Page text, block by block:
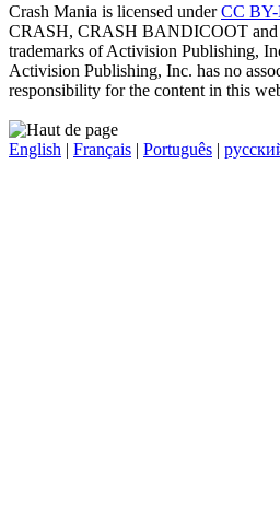
Crash Mania is licensed underCC
CRASH, CRASH BANDICOOT and
trademarks of Activision Publishing,
Activision Publishing, Inc. has no
responsibility for the content in this
English | Français | Português |